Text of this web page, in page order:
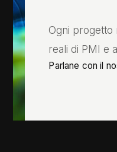
Ogni progetto
reali di PMI e
Parlane con il